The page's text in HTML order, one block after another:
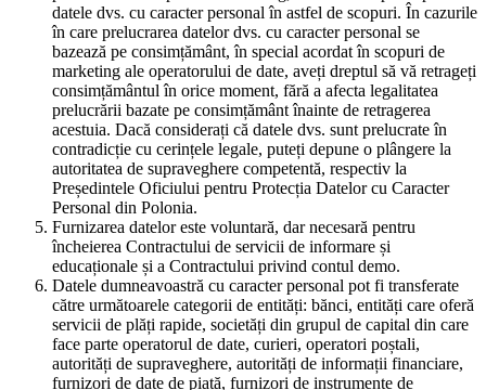
datele dvs. cu caracter personal în astfel de scopuri. În cazurile
în care prelucrarea datelor dvs. cu caracter personal se
bazează pe consimțământ, în special acordat în scopuri de
marketing ale operatorului de date, aveți dreptul să vă retrageți
consimțământul în orice moment, fără a afecta legalitatea
prelucrării bazate pe consimțământ înainte de retragerea
acestuia. Dacă considerați că datele dvs. sunt prelucrate în
contradicție cu cerințele legale, puteți depune o plângere la
autoritatea de supraveghere competentă, respectiv la
Președintele Oficiului pentru Protecția Datelor cu Caracter
Personal din Polonia.
Furnizarea datelor este voluntară, dar necesară pentru
încheierea Contractului de servicii de informare și
educaționale și a Contractului privind contul demo.
Datele dumneavoastră cu caracter personal pot fi transferate
către următoarele categorii de entități: bănci, entități care oferă
servicii de plăți rapide, societăți din grupul de capital din care
face parte operatorul de date, curieri, operatori poștali,
autorități de supraveghere, autorități de informații financiare,
furnizori de date de piață, furnizori de instrumente de